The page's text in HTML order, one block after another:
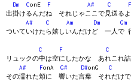
Dm ConE F A# C
F
出掛けるんだね それじゃここで見送るよ
A#
C Am Dm Gm
ついていけたら嬉しいんだけど 一人で
C F C
リュックの中は空にしたかな あれこれ
A#
FonA G# D#onG C
その濡れた頬に 響いた言葉 それだけ